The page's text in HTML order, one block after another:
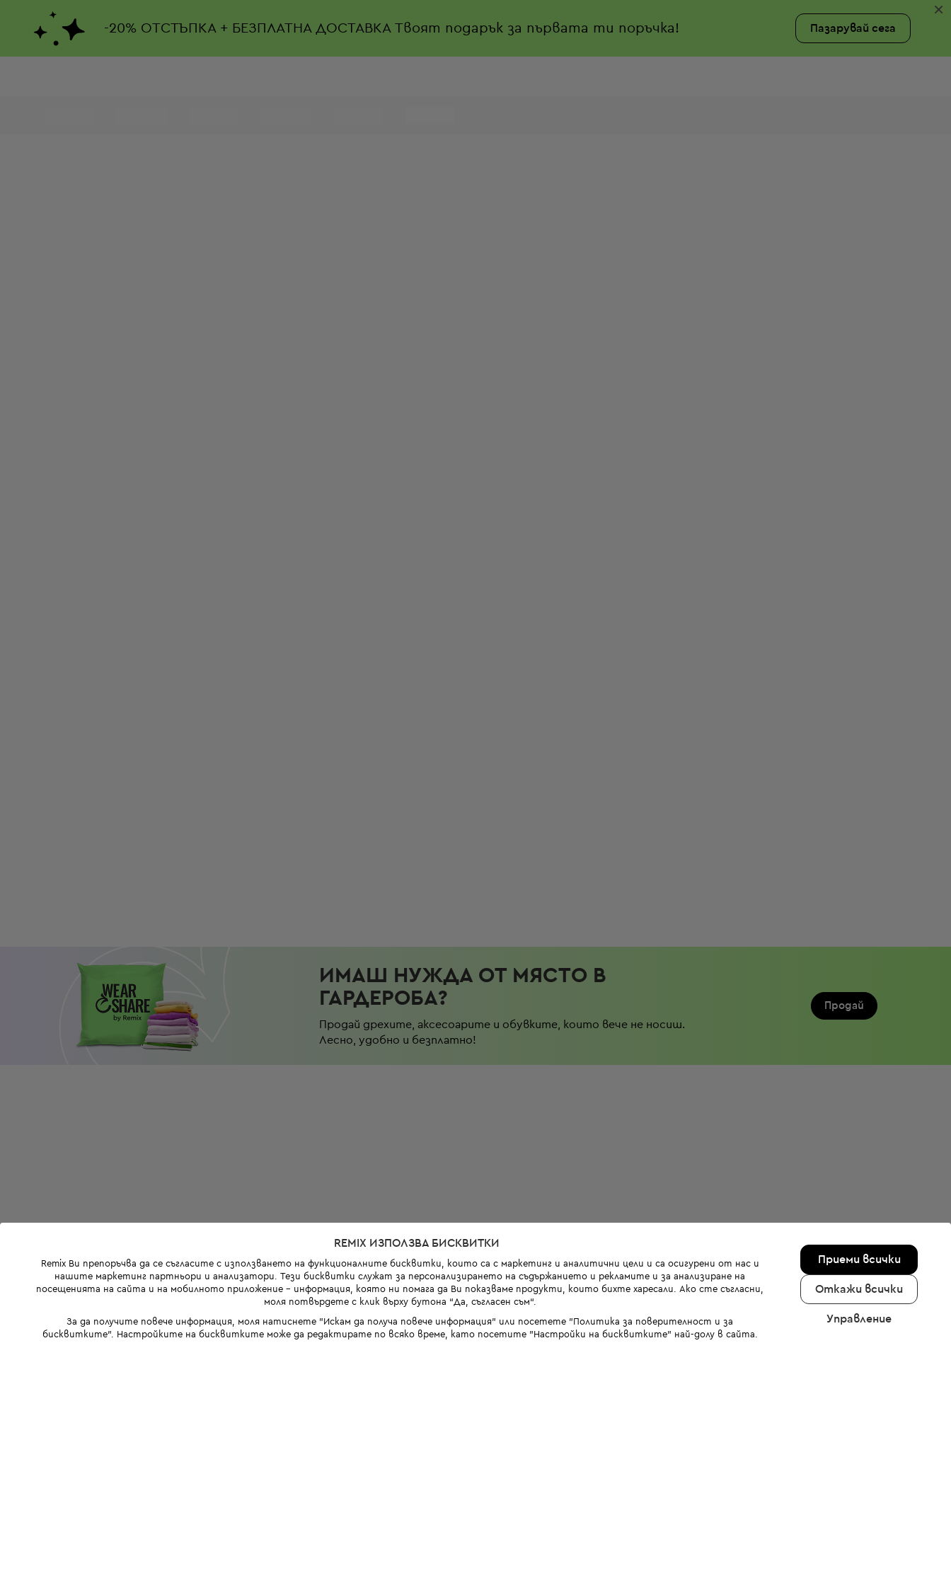
-20% ОТСТЪПКА + БЕЗПЛАТНА ДОСТАВКАТвоят подарък за първата ти поръчка! Пазарувай сега
×
ИМАШ НУЖДА ОТ МЯСТО В
ГАРДЕРОБА?
Продай дрехите, аксесоарите и обувките, които вече не носиш.
Лесно, удобно и безплатно!
Продай
REMIX ИЗПОЛЗВА БИСКВИТКИ
Remix Ви препоръчва да се съгласите с използването на функционалните бисквитки, които са с маркетинг и аналитични цели и са осигурени от нас и
нашите маркетинг партньори и анализатори. Тези бисквитки служат за персонализирането на съдържанието и рекламите и за анализиране на
посещенията на сайта и на мобилното приложение - информация, която ни помага да Ви показваме продукти, които бихте харесали. Ако сте съгласни,
моля потвърдете с клик върху бутона “Да, съгласен съм“.
За да получите повече информация, моля натиснете "Искам да получа повече информация" или посетете "Политика за поверителност и за
бисквитките". Настройките на бисквитките може да редактирате по всяко време, като посетите "Настройки на бисквитките" най-долу в сайта.
Приеми всички
Откажи всички
Управление